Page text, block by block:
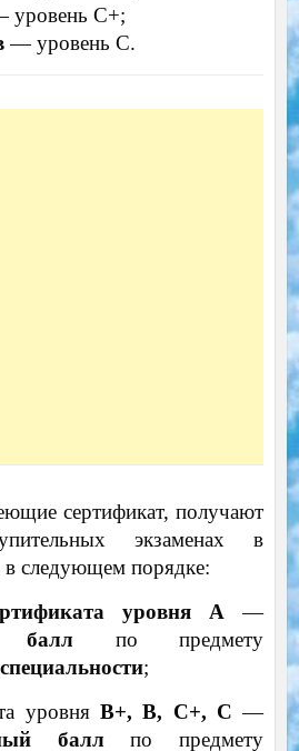
C+;
— уровень C.
сертификат, получают
экзаменах в
в следующем порядке:
уровня A —
балл по предмету
специальности;
уровня B+, B, C+, C —
баллпо предмету